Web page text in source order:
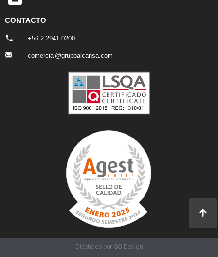
CONTACTO
+56 2 2941 0200
comercial@grupoalcansa.com
Diseñado por SO Design